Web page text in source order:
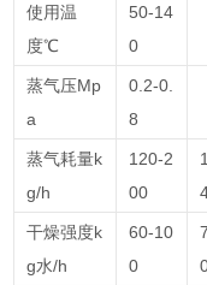
使用温
度℃
50-14
0
蒸气压Mp
a
0.2-0.
8
蒸气耗量k
g/h
120-2
00
干燥强度k
g水/h
60-10
0